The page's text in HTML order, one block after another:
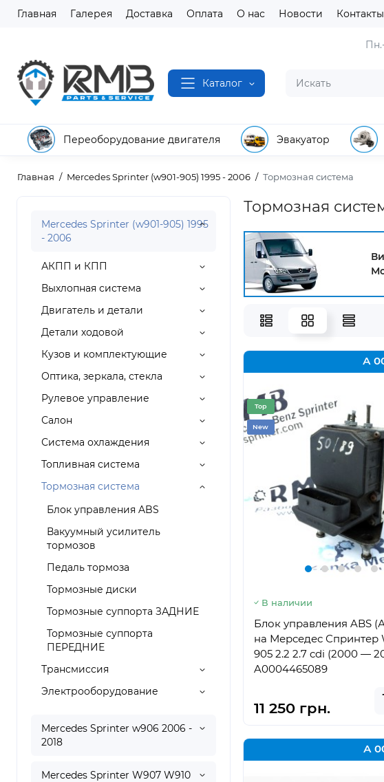
Главная Галерея Доставка Оплата О нас Новости Контакты
Каталог
Переоборудование двигателя Эвакуатор
Главная Mercedes Sprinter (w901-905) 1995 - 2006 Тормозная система
Mercedes Sprinter (w901-905) 1995
- 2006
АКПП и КПП
Выхлопная система
Двигатель и детали
Детали ходовой
Кузов и комплектующие
Оптика, зеркала, стекла
Рулевое управление
Салон
Система охлаждения
Топливная система
Тормозная система
Блок управления ABS
Вакуумный усилитель
тормозов
Педаль тормоза
Тормозные диски
Тормозные суппорта ЗАДНИЕ
Тормозные суппорта
ПЕРЕДНИЕ
Трансмиссия
Электрооборудование
Mercedes Sprinter w906 2006 -
2018
Mercedes Sprinter W907 W910
Тормозная
А
Top
New
В наличии
Блок управления ABS
на Мерседес Спринтер
905 2.2 2.7 cdi (2000 —
A0004465089
11 250 грн.
А